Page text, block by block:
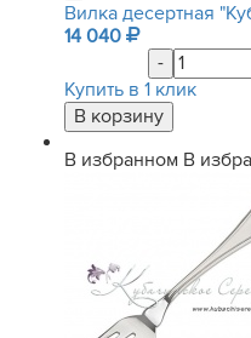
Вилка десертная
14 040
-
Купить в 1 клик
В избранном В